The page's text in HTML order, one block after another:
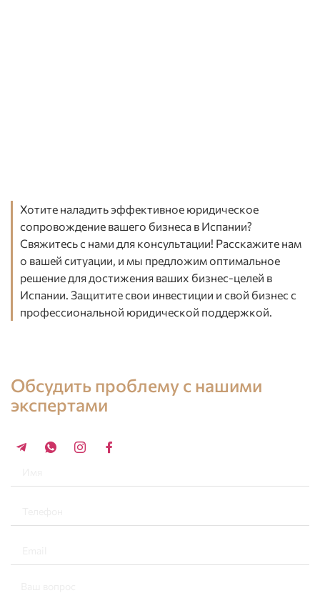
Хотите наладить эффективное юридическое
сопровождение вашего бизнеса в Испании?
Свяжитесь с нами для консультации! Расскажите нам
о вашей ситуации, и мы предложим оптимальное
решение для достижения ваших бизнес-целей в
Испании. Защитите свои инвестиции и свой бизнес с
профессиональной юридической поддержкой.
Обсудить проблему с нашими
экспертами